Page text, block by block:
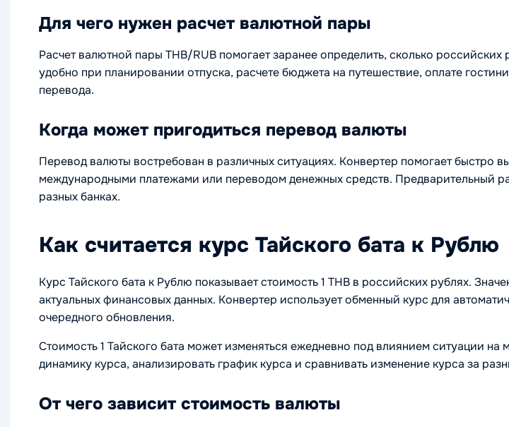
Для чего нужен расчет валютной пары
Расчет валютной пары THB/RUB помогает заранее определить, сколько
удобно при планировании отпуска, расчете бюджета на путешествие, оплате
перевода.
Когда может пригодиться перевод валюты
Перевод валюты востребован в различных ситуациях. Конвертер помогает быстро
международными платежами или переводом денежных средств. Предварительный
разных банках.
Как считается курс Тайского бата к Рублю
Курс Тайского бата к Рублю показывает стоимость 1 THB в российских рублях.
актуальных финансовых данных. Конвертер использует обменный курс для
очередного обновления.
Стоимость 1 Тайского бата может изменяться ежедневно под влиянием ситуации
динамику курса, анализировать график курса и сравнивать изменение курса за
От чего зависит стоимость валюты